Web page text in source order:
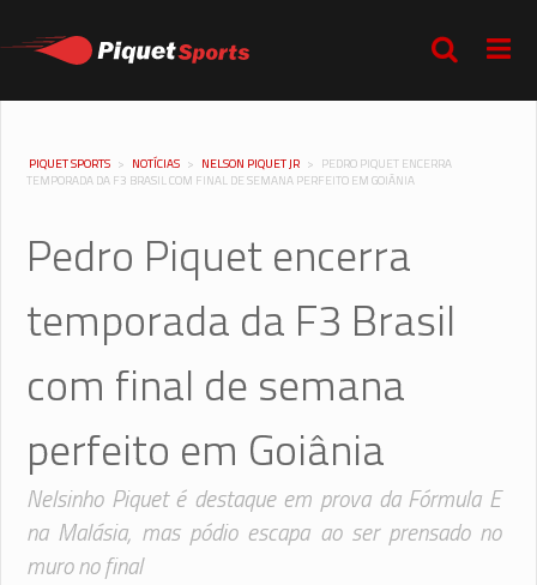
PIQUET SPORTS > NOTÍCIAS > NELSON PIQUET JR > PEDRO PIQUET ENCERRA
TEMPORADA DA F3 BRASIL COM FINAL DE SEMANA PERFEITO EM GOIÂNIA
Pedro Piquet encerra
temporada da F3 Brasil
com final de semana
perfeito em Goiânia
Nelsinho Piquet é destaque em prova da Fórmula E
na Malásia, mas pódio escapa ao ser prensado no
muro no final